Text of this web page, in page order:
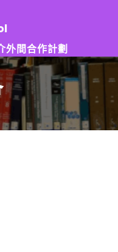
外間合作計劃